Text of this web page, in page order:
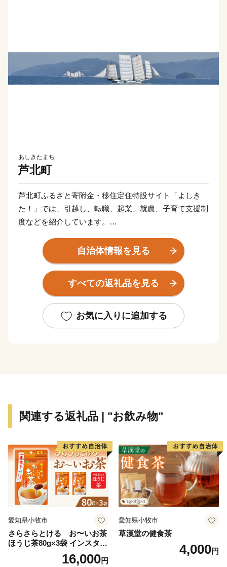
あしきたまち
芦北町
芦北町ふるさと寄附金・移住定住特設サイト「よしき
た！」では、引越し、転職、起業、就農、子育て支援制
度などを紹介しています。
『芦北 よしきた』でクリック！
自治体情報を見る
すべての返礼品を見る
お気に入りに追加する
関連する返礼品 | "お飲み物"
愛知県小牧市
さらさらとける お〜いお茶
ほうじ茶80g×3袋 インスタン
トほうじ茶 粉末ほうじ茶 粉
末茶 おーいお茶 粉末緑茶
16,000円
愛知県小牧市
草漢堂の健食茶
4,000円